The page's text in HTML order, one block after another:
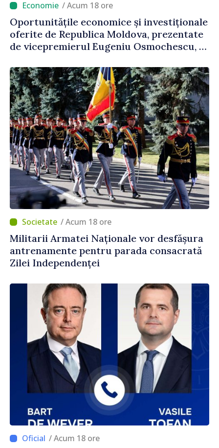
/ Acum 18 ore
Oportunitățile economice și investiționale
oferite de Republica Moldova, prezentate
de vicepremierul Eugeniu Osmochescu, la
/ Acum 18 ore
Militarii Armatei Naționale vor desfășura
antrenamente pentru parada consacrată
Zilei Independenței
/ Acum 18 ore